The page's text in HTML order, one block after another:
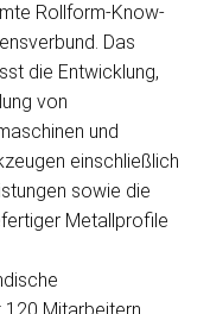
Rollform-Know-
Das
die Entwicklung,
von
und
einschließlich
sowie die
Metallprofile